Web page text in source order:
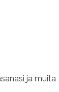
ja muita